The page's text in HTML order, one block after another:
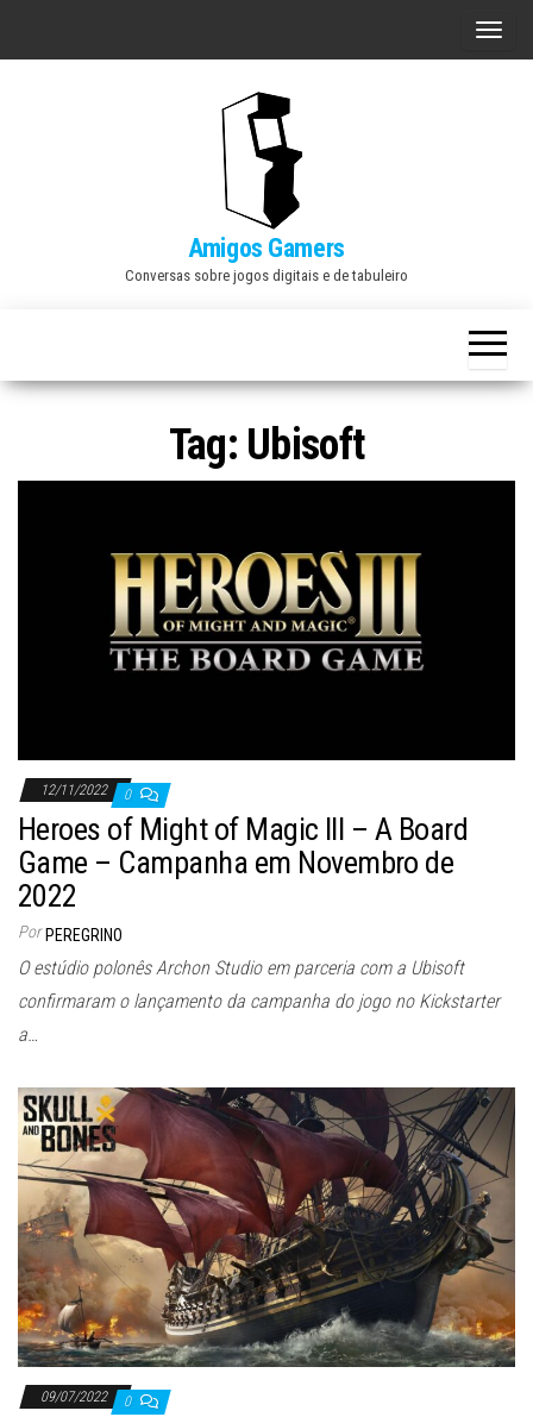
A
a
v
Amigos Gamers
Conversas sobre jogos digitais e de tabuleiro
Tag: Ubisoft
12/11/2022 0
Heroes of Might of Magic III – A Board
Game – Campanha em Novembro de
2022
Por PEREGRINO
O estúdio polonês Archon Studio em parceria com a Ubisoft
confirmaram o lançamento da campanha do jogo no Kickstarter
a…
09/07/2022 0